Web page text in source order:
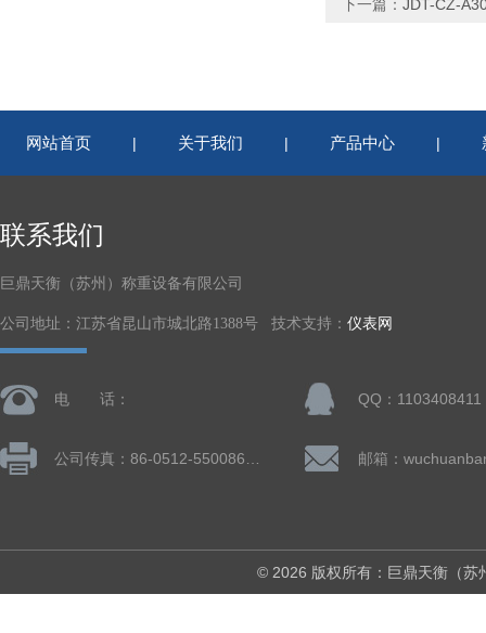
下一篇： JDT-CZ-
网站首页 | 关于我们 | 产品中心 |
联系我们
巨鼎天衡（苏州）称重设备有限公司
公司地址：江苏省昆山市城北路1388号 技术支持： 仪表网
电 话： QQ：1103408411
© 2026 版权所有：巨鼎天衡（